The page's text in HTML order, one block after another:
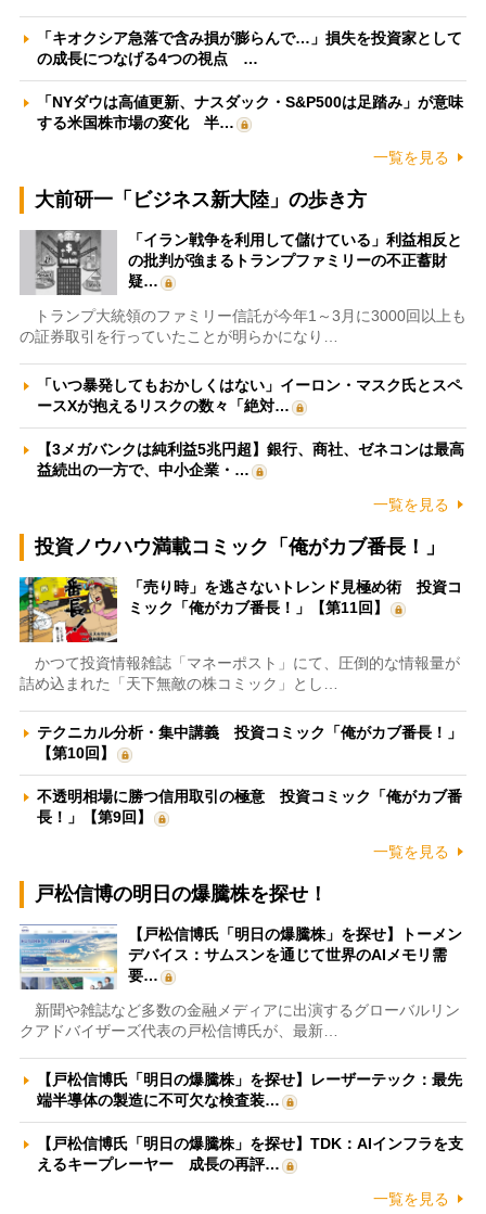
「キオクシア急落で含み損が膨らんで…」損失を投資家として
の成長につなげる4つの視点 …
「NYダウは高値更新、ナスダック・S&P500は足踏み」が意味
する米国株市場の変化 半…
一覧を見る
大前研一「ビジネス新大陸」の歩き方
「イラン戦争を利用して儲けている」利益相反と
の批判が強まるトランプファミリーの不正蓄財
疑…
トランプ大統領のファミリー信託が今年1～3月に3000回以上も
の証券取引を行っていたことが明らかになり…
「いつ暴発してもおかしくはない」イーロン・マスク氏とスペ
ースXが抱えるリスクの数々「絶対…
【3メガバンクは純利益5兆円超】銀行、商社、ゼネコンは最高
益続出の一方で、中小企業・…
一覧を見る
投資ノウハウ満載コミック「俺がカブ番長！」
「売り時」を逃さないトレンド見極め術 投資コ
ミック「俺がカブ番長！」【第11回】
かつて投資情報雑誌「マネーポスト」にて、圧倒的な情報量が
詰め込まれた「天下無敵の株コミック」とし…
テクニカル分析・集中講義 投資コミック「俺がカブ番長！」
【第10回】
不透明相場に勝つ信用取引の極意 投資コミック「俺がカブ番
長！」【第9回】
一覧を見る
戸松信博の明日の爆騰株を探せ！
【戸松信博氏「明日の爆騰株」を探せ】トーメン
デバイス：サムスンを通じて世界のAIメモリ需
要…
新聞や雑誌など多数の金融メディアに出演するグローバルリン
クアドバイザーズ代表の戸松信博氏が、最新…
【戸松信博氏「明日の爆騰株」を探せ】レーザーテック：最先
端半導体の製造に不可欠な検査装…
【戸松信博氏「明日の爆騰株」を探せ】TDK：AIインフラを支
えるキープレーヤー 成長の再評…
一覧を見る